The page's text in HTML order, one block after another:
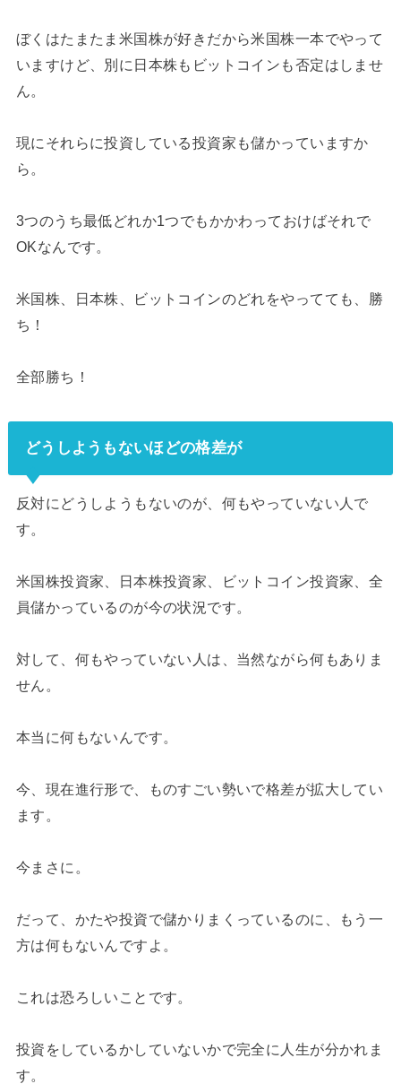
ぼくはたまたま米国株が好きだから米国株一本でやって
いますけど、別に日本株もビットコインも否定はしませ
ん。
現にそれらに投資している投資家も儲かっていますか
ら。
3つのうち最低どれか1つでもかかわっておけばそれで
OKなんです。
米国株、日本株、ビットコインのどれをやってても、勝
ち！
全部勝ち！
どうしようもないほどの格差が
反対にどうしようもないのが、何もやっていない人で
す。
米国株投資家、日本株投資家、ビットコイン投資家、全
員儲かっているのが今の状況です。
対して、何もやっていない人は、当然ながら何もありま
せん。
本当に何もないんです。
今、現在進行形で、ものすごい勢いで格差が拡大してい
ます。
今まさに。
だって、かたや投資で儲かりまくっているのに、もう一
方は何もないんですよ。
これは恐ろしいことです。
投資をしているかしていないかで完全に人生が分かれま
す。